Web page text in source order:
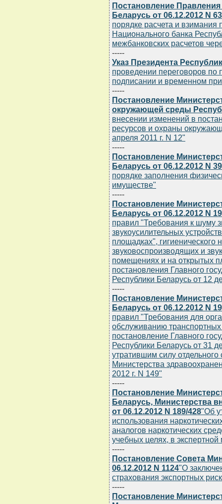
Постановление
Беларусь от 06.12.2012 N
порядке расчета и взимания
Национального банка
межбанковских расчетов
-----
Указ Президента
проведении переговоров по
подписании и временном
-----
Постановление
окружающей среды
внесении изменений в
ресурсов и охраны
апреля 2011 г. N 12"
-----
Постановление
Беларусь от 06.12.2012 N 39
порядке заполнения
имуществе"
-----
Постановление
Беларусь от 06.12.2012 N
правил "Требования к шуму
звукоусилительных
площадках",
звуковоспроизводящих и
помещениях и на открытых
постановления Главного
Республики Беларусь от 12
-----
Постановление
Беларусь от 06.12.2012 N
правил "Требования для
обслуживанию
постановление Главного
Республики Беларусь от 31
утратившим силу отдельного
Министерства
2012 г. N 149"
-----
Постановление
Беларусь, Министерства
от 06.12.2012 N 189/428"Об
использования
аналогов наркотических
учебных целях, в
-----
Постановление Совета
06.12.2012 N 1124"О
страхования экспортных
-----
Постановление